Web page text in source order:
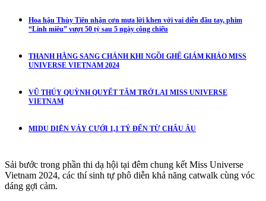
Hoa hậu Thùy Tiên nhận cơn mưa lời khen với vai diễn đầu tay, phim
“Linh miêu” vượt 50 tỷ sau 5 ngày công chiếu
THANH HẰNG SANG CHẢNH KHI NGỒI GHẾ GIÁM KHẢO MISS
UNIVERSE VIETNAM 2024
VŨ THÚY QUỲNH QUYẾT TÂM TRỞ LẠI MISS UNIVERSE
VIETNAM
MIDU DIỆN VÁY CƯỚI 1,1 TỶ ĐẾN TỪ CHÂU ÂU
Sải bước trong phần thi dạ hội tại đêm chung kết Miss Universe
Vietnam 2024, các thí sinh tự phô diễn khả năng catwalk cùng vóc
dáng gợi cảm.